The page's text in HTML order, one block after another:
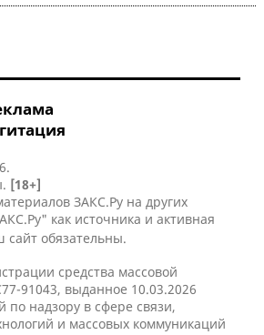
[18+]
ЗАКС.Ру на других
как источника и активная
сайт обязательны.
средства массовой
91043, выданное 10.03.2026
по надзору в сфере связи,
и массовых коммуникаций